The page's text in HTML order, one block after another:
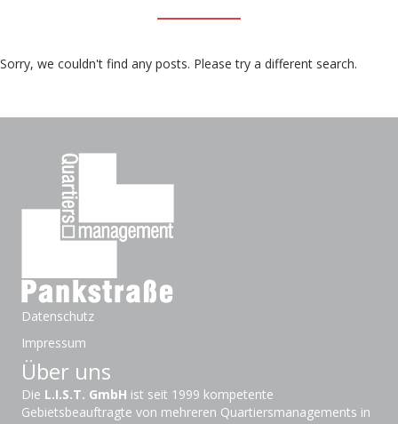
Sorry, we couldn't find any posts. Please try a different search.
Datenschutz
Impressum
Über uns
Die L.I.S.T. GmbH ist seit 1999 kompetente
Gebietsbeauftragte von mehreren Quartiersmanagements in